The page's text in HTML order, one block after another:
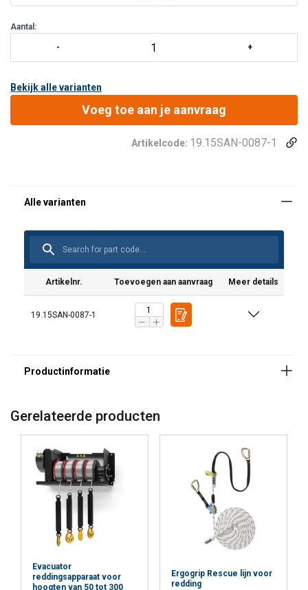
Aantal:
Bekijk alle varianten
Voeg toe aan je aanvraag
Artikelcode: 19.15SAN-0087-1
Artikelnr. Toevoegen aan aanvraag Meer details
19.15SAN-0087-1
Gerelateerde producten
Evacuator
reddingsapparaat voor
hoogten van 50 tot 300
Ergogrip Rescue lijn voor
redding